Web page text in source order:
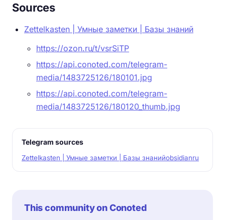
Sources
Zettelkasten | Умные заметки | Базы знаний
https://ozon.ru/t/vsrSiTP
https://api.conoted.com/telegram-
media/1483725126/180101.jpg
https://api.conoted.com/telegram-
media/1483725126/180120_thumb.jpg
Telegram sources
Zettelkasten | Умные заметки | Базы знанийobsidianru
This community on Conoted